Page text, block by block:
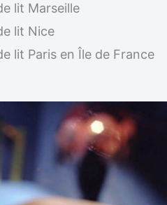
lit Marseille
lit Nice
lit Paris en Île de France